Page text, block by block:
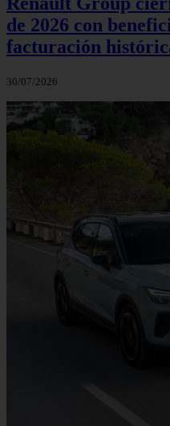
de 2026 con
facturación
30/07/2026